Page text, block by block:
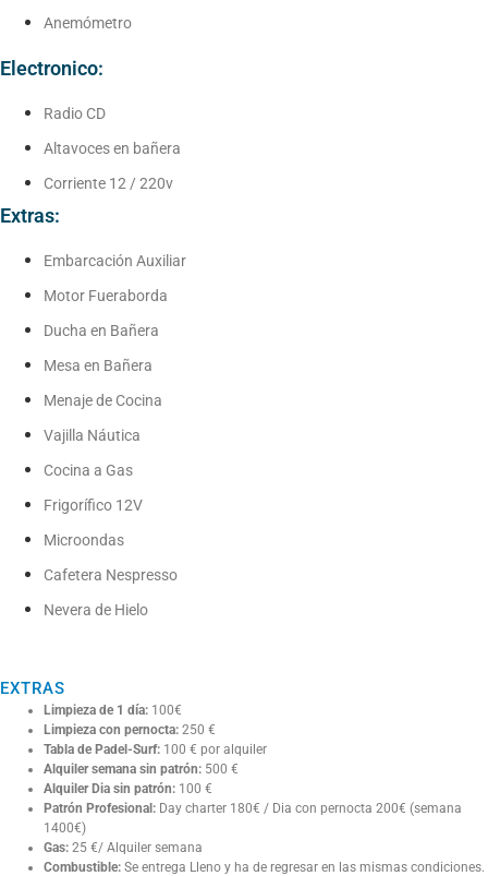
Anemómetro
Electronico:
Radio CD
Altavoces en bañera
Corriente 12 / 220v
Extras:
Embarcación Auxiliar
Motor Fueraborda
Ducha en Bañera
Mesa en Bañera
Menaje de Cocina
Vajilla Náutica
Cocina a Gas
Frigorífico 12V
Microondas
Cafetera Nespresso
Nevera de Hielo
EXTRAS
Limpieza de 1 día: 100€
Limpieza con pernocta: 250 €
Tabla de Padel-Surf: 100 € por alquiler
Alquiler semana sin patrón: 500 €
Alquiler Dia sin patrón: 100 €
Patrón Profesional: Day charter 180€ / Dia con pernocta 200€ (semana
1400€)
Gas: 25 €/ Alquiler semana
Combustible: Se entrega Lleno y ha de regresar en las mismas condiciones.